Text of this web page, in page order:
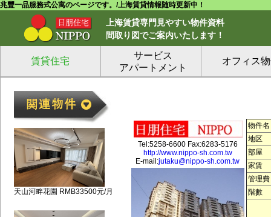
兆豐一品服務式公寓のページです。/上海賃貸情報随時更新中！
上海賃貸専門見やすい物件資料
間取り図でご案内いたします！
賃貸住宅
サービス
アパートメント
オフィス
天山河畔花園 RMB33500元/月
Tel:5258-6600 Fax:6283-5176
http://www.nippo-sh.com.tw
E-mail:jutaku@nippo-sh.com.tw
物件名
地区
部屋
家賃
管理費
階數